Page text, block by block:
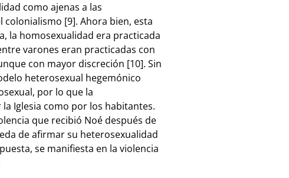
como ajenas a las
colonialismo [9]. Ahora bien, esta
la homosexualidad era practicada
varones eran practicadas con
con mayor discreción [10]. Sin
heterosexual hegemónico
por lo que la
Iglesia como por los habitantes.
que recibió Noé después de
de afirmar su heterosexualidad
se manifiesta en la violencia